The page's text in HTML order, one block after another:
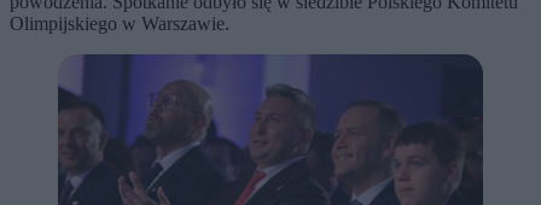
Olimpijskiego w Warszawie.